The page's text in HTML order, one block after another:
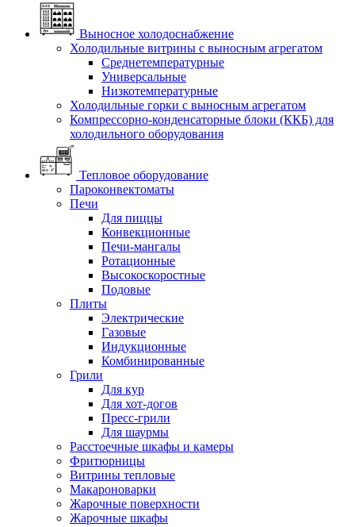
Выносное холодоснабжение
Холодильные витрины с выносным агрегатом
Среднетемпературные
Универсальные
Низкотемпературные
Холодильные горки с выносным агрегатом
Компрессорно-конденсаторные блоки (ККБ) для
холодильного оборудования
Тепловое оборудование
Пароконвектоматы
Печи
Для пиццы
Конвекционные
Печи-мангалы
Ротационные
Высокоскоростные
Подовые
Плиты
Электрические
Газовые
Индукционные
Комбинированные
Грили
Для кур
Для хот-догов
Пресс-грили
Для шаурмы
Расстоечные шкафы и камеры
Фритюрницы
Витрины тепловые
Макароноварки
Жарочные поверхности
Жарочные шкафы